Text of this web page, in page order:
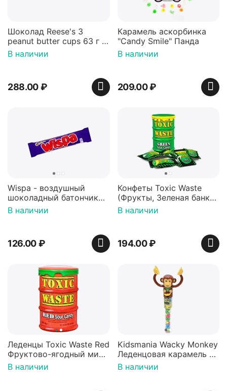
Шоколад Reese's 3
peanut butter cups 63 г с
арахисовой пастой
В наличии
288.00₽
Карамель аскорбинка
"Candy Smile" Панда
В наличии
209.00₽
Wispa - воздушный
шоколадный батончик
36 гр
В наличии
126.00₽
Конфеты Toxic Waste
(Фрукты, Зеленая банка,
42 гр).
В наличии
194.00₽
Леденцы Toxic Waste Red
Фруктово-ягодный микс
Красная банка 42 г,
Пакистан
В наличии
Kidsmania Wacky Monkey
Леденцовая карамель с
игрушкой Ваки Манки
12г, Китай
В наличии